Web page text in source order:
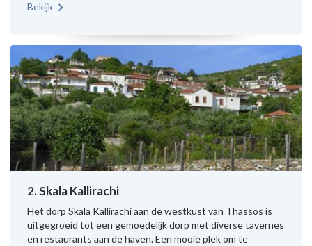
Bekijk
2. Skala Kallirachi
Het dorp Skala Kallirachi aan de westkust van Thassos is
uitgegroeid tot een gemoedelijk dorp met diverse tavernes
en restaurants aan de haven. Een mooie plek om te